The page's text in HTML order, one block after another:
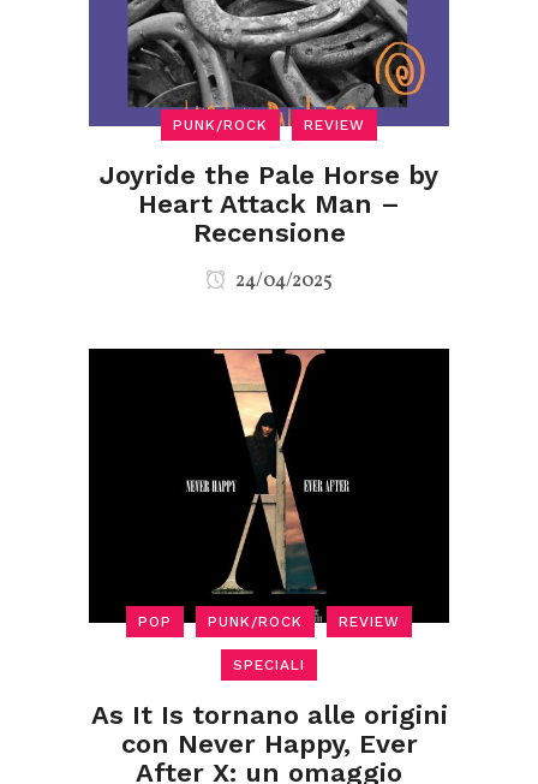
PUNK/ROCK REVIEW
Joyride the Pale Horse by
Heart Attack Man –
Recensione
24/04/2025
POP PUNK/ROCK REVIEW
SPECIALI
As It Is tornano alle origini
con Never Happy, Ever
After X: un omaggio